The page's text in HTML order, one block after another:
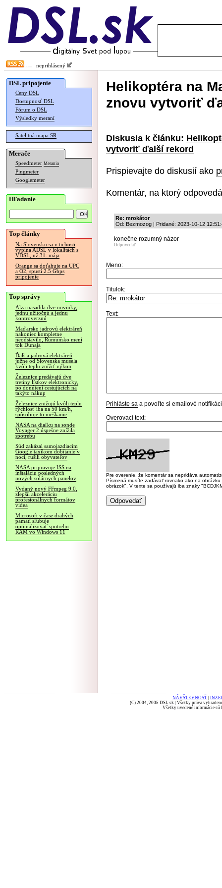
neprihlásený
DSL pripojenie
Ceny DSL
Dostupnosť DSL
Fórum o DSL
Výsledky meraní
Satelitná mapa SR
Merače
Speedmeter Merania
Pingmeter
Googlemeter
Hľadanie
Top články
Na Slovensku sa v tichosti
vypína ADSL v lokalitách s
VDSL, už 31. mája
Orange sa doťahuje na UPC
a O2, spustí 2.5 Gbps
pripojenie
Top správy
Alza nasadila dve novinky,
jednu užitočnú a jednu
kontroverznú
Maďarsko jadrovú elektráreň
nakoniec kompletne
neodstavilo, Rumunsko mení
tok Dunaja
Ďalšia jadrová elektráreň
južne od Slovenska musela
kvôli teplu znížiť výkon
Železnice predávajú dve
tretiny lístkov elektronicky,
po donútení cestujúcich na
takýto nákup
Železnice znižujú kvôli teplu
rýchlosť iba na 50 km/h,
spôsobuje to meškanie
NASA na diaľku na sonde
Voyager 2 úspešne znížila
spotrebu
Súd zakázal samojazdiacim
Google taxíkom dobíjanie v
noci, rušili obyvateľov
NASA pripravuje ISS na
inštaláciu posledných
nových solárnych panelov
Vydaný nový FFmpeg 9.0,
zlepšil akceleráciu
profesionálnych formátov
videa
Microsoft v čase drahých
pamätí sľubuje
optimalizovať spotrebu
RAM vo Windows 11
Helikoptéra na
znovu vytvoriť
Diskusia k článku:
vytvoriť ďalší rekord
Prispievajte do diskusií ako
Komentár, na ktorý
Re: mrokátor
Od: Bezmozog | Pridané: 2023-10-12
konečne rozumný názor
Odpovedať
Meno:
Titulok:
Text:
Prihláste sa a povoľte si emailové
Overovací text:
Pre overenie, že komentár sa nepridáva
Písmená musíte zadávať rovnako ako na
obrázok". V texte sa používajú iba znaky
NÁVŠTEVNOSŤ
(C) 2004, 2005 DSL.sk | Všetky práva
Všetky uvedené informácie sú